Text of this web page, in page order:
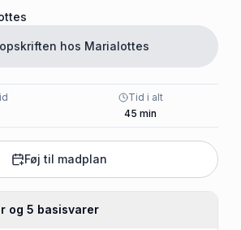
hos Marialottes
Tid i alt
45 min
Føj til madplan
og 5 basisvarer